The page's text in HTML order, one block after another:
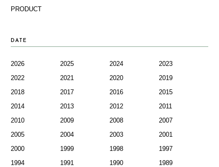
PRODUCT
DATE
2026 2025 2024
2023
2022
2021 2020
2019
2018
2017 2016
2015
2014
2013 2012
2011
2010
2009 2008
2007
2005
2004 2003
2001
2000
1999 1998
1997
1994
1991 1990 1989